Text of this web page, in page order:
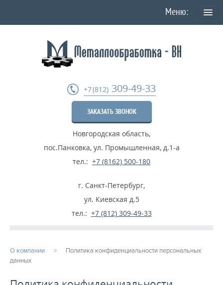
Политика конфиденциальности персональных данных
Фрезеровка деталей
Термообработка металла
ПРОИЗВОДСТВО
+7 (812) 309-49-33
ЗАКАЗАТЬ ЗВОНОК
Новгородская область,
пос.Панковка, ул. Промышленная, д.1-а
тел.: +7 (8162) 500-180
г. Санкт-Петербург,
ул. Киевская д.5
тел.: +7 (812) 309-49-33
О компании
Политика конфиденциальности персональных
данных